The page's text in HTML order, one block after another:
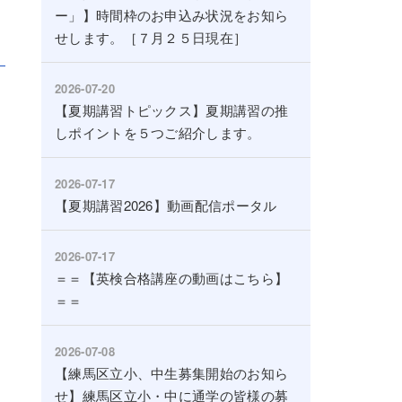
ー」】時間枠のお申込み状況をお知ら
せします。［７月２５日現在］
2026-07-20
【夏期講習トピックス】夏期講習の推
しポイントを５つご紹介します。
2026-07-17
【夏期講習2026】動画配信ポータル
2026-07-17
＝＝【英検合格講座の動画はこちら】
＝＝
2026-07-08
【練馬区立小、中生募集開始のお知ら
せ】練馬区立小・中に通学の皆様の募